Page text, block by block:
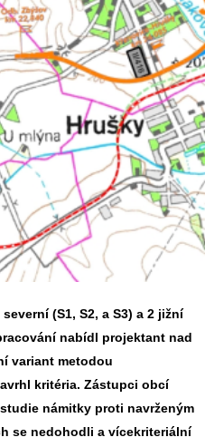
(S1, S2, a S3) a 2 jižní
nabídl projektant nad
variant metodou
kritéria. Zástupci obcí
námitky proti navrženým
se nedohodli a vícekriteriální